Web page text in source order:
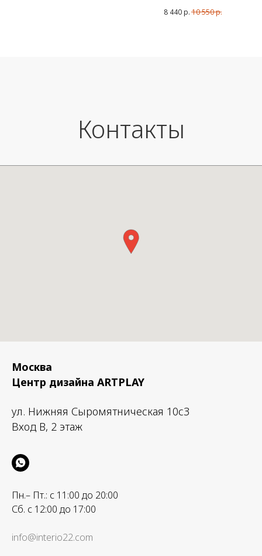
8 440р. 10 550р.
Контакты
Москва
Центр дизайна ARTPLAY
ул. Нижняя Сыромятническая 10с3
Вход B, 2 этаж
Пн.– Пт.: с 11:00 до 20:00
Сб. с 12:00 до 17:00
info@interio22.com